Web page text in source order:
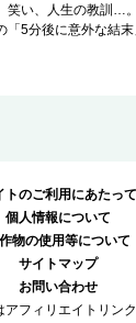
笑い、人生の教訓…
5分後に意外な結末
トのご利用にあたって
個人情報について
物の使用等について
サイトマップ
お問い合わせ
フィリエイトリンク